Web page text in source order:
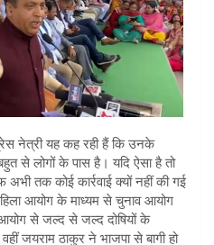
नेत्री यह कह रही हैं कि उनके
से लोगों के पास है। यदि ऐसा है तो
तक कोई कार्रवाई क्यों नहीं की गई
आयोग के माध्यम से चुनाव आयोग
से जल्द से जल्द दोषियों के
जयराम ठाकुर ने भाजपा से बागी हो